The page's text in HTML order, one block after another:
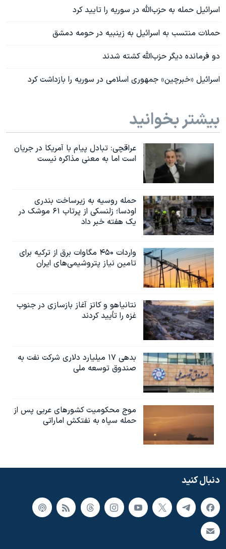
اسرائیل حمله به حزب‌الله در سوریه را تایید کرد
حملات منتسب به اسرائیل به زینبیه در حومه دمشق
دو فرمانده دیگر حزب‌الله کشته شدند
اسرائیل «خبرچین» جمهوری اسلامی در سوریه را بازداشت کرد
بیشتر بخوانید
عراقچی: تبادل پیام با آمریکا در جریان
است اما به معنی مذاکره نیست
حمله روسیه به زیرساخت بندری
اودسا؛ زلنسکی از پرتاب ۶۱ موشک در
یک هفته خبر داد
واردات ۴۵۰ مگاوات برق از ترکیه برای
تامین نیاز پتروشیمی‌های ایران
نتانیاهو و کاتز آغاز بازسازی در جنوب
غزه را تأیید کردند
بدهی ۱۷ میلیارد دلاری شرکت نفت به
صندوق توسعه ملی
موج محکومیت کشورهای عربی پس از
حمله سپاه به نفتکش اماراتی
دنبال کنید